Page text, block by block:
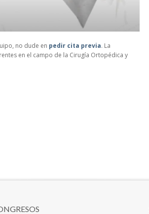
no dude en pedir cita previa. La
en el campo de la Cirugía Ortopédica y